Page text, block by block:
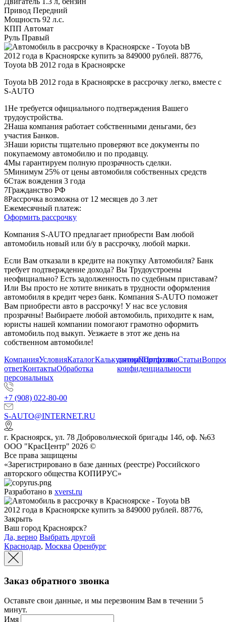
Привод Передний
Мощность 92 л.с.
КПП Автомат
Руль Правый
Toyota bB 2012 года в Красноярске в рассрочку легко, вместе с
S-AUTO
1Не требуется официального подтверждения Вашего
трудоустройства.
2Наша компания работает собственными деньгами, без
участия Банков.
3Наши юристы тщательно проверяют все документы по
покупаемому автомобилю и по продавцу.
4Мы гарантируем полную прозрачность сделки.
5Минимум 25% от цены автомобиля собственных средств
6Стаж вождения 3 года
7Гражданство РФ
8Рассрочка возможна от 12 месяцев до 3 лет
Ежемесячный платеж:
Оформить рассрочку
Компания S-AUTO предлагает приобрести Вам любой
автомобиль новый или б/у в рассрочку, любой марки.
Если Вам отказали в кредите на покупку Автомобиля? Банк
требует подтверждение дохода? Вы Трудоустроены
неофициально? Есть задолженность по судебным приставам?
Или Вы просто не хотите вникать в трудности оформления
автомобиля в кредит через банк. Компания S-AUTO поможет
Вам приобрести авто в рассрочку! У нас все условия
прозрачны! Выбираете любой автомобиль, приходите к нам,
юристы нашей компании помогают грамотно оформить
автомобиль под выкуп. Уезжаете в этот же день на
собственном автомобиле!
КомпанияУсловияКаталогКалькуляторПортфолиоСтатьи
ответКонтактыОбработка
персональных
данныхПолитика
конфиденциальности
+7 (908) 022-80-00
S-AUTO@INTERNET.RU
г. Красноярск, ул. 78 Добровольческой бригады 14б, оф. №63
ООО "КрасЦентр" 2026 ©
Все права защищены
«Зарегистрировано в базе данных (реестре) Российского
авторского общества КОПИРУС»
Разработано в xverst.ru
Ваш город Красноярск?
Да, верно Выбрать другой
Краснодар, Москва Оренбург
Заказ обратного звонка
Оставьте свои данные, и мы перезвоним Вам в течении 5
минут.
Имя